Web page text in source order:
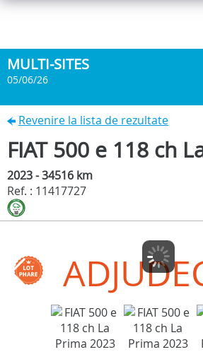
MULTI-SITES
05/06/26
Revenire la lista de rezultate
FIAT 500 e 118 ch
2023 - 34516 km
Ref. : 11417727